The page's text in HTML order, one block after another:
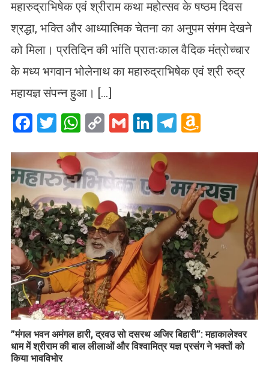
महारुद्राभिषेक एवं श्रीराम कथा महोत्सव के षष्ठम दिवस
श्रद्धा, भक्ति और आध्यात्मिक चेतना का अनुपम संगम देखने
को मिला। प्रतिदिन की भांति प्रातःकाल वैदिक मंत्रोच्चार
के मध्य भगवान भोलेनाथ का महारुद्राभिषेक एवं श्री रुद्र
महायज्ञ संपन्न हुआ। […]
Facebook
Twitter
WhatsApp
CopyGmailLinkedIn
Telegram
List
​”मंगल भवन अमंगल हारी, द्रवउ सो दसरथ अजिर बिहारी”: महाकालेश्वर
धाम में श्रीराम की बाल लीलाओं और विश्वामित्र यज्ञ प्रसंग ने भक्तों को
किया भावविभोर